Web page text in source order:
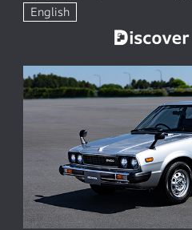
English